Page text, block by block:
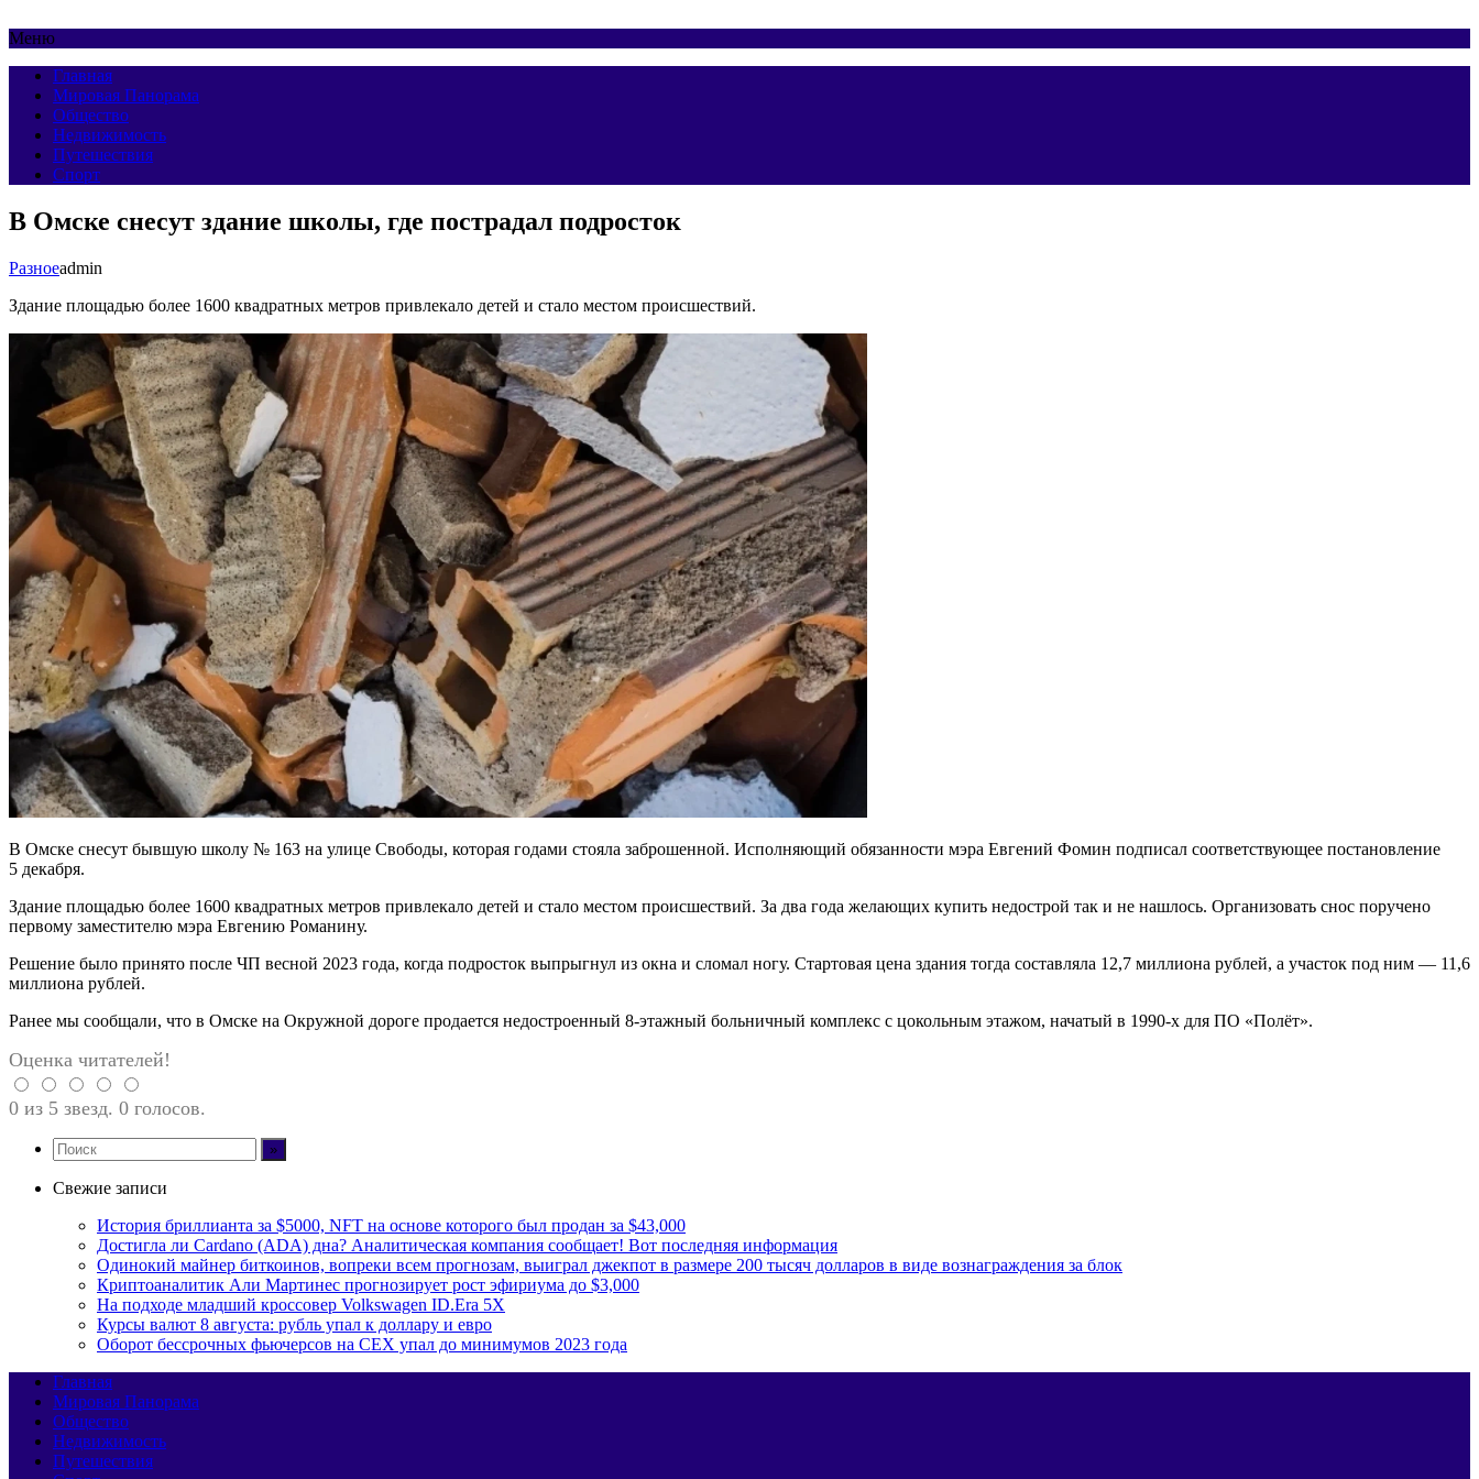
Меню
Главная
Мировая Панорама
Общество
Недвижимость
Путешествия
Спорт
В Омске снесут здание школы, где пострадал подросток
Разноеadmin
Здание площадью более 1600 квадратных метров привлекало детей и стало местом происшествий.
В Омске снесут бывшую школу № 163 на улице Свободы, которая годами стояла заброшенной. Исполняющий обязанности мэра Евгений Фомин подписал соответствующее постановление
5 декабря.
Здание площадью более 1600 квадратных метров привлекало детей и стало местом происшествий. За два года желающих купить недострой так и не нашлось. Организовать снос поручено
первому заместителю мэра Евгению Романину.
Решение было принято после ЧП весной 2023 года, когда подросток выпрыгнул из окна и сломал ногу. Стартовая цена здания тогда составляла 12,7 миллиона рублей, а участок под ним — 11,6
миллиона рублей.
Ранее мы сообщали, что в Омске на Окружной дороге продается недостроенный 8-этажный больничный комплекс с цокольным этажом, начатый в 1990-х для ПО «Полёт».
Оценка читателей!
0 из 5 звезд. 0 голосов.
Свежие записи
История бриллианта за $5000, NFT на основе которого был продан за $43,000
Достигла ли Cardano (ADA) дна? Аналитическая компания сообщает! Вот последняя информация
Одинокий майнер биткоинов, вопреки всем прогнозам, выиграл джекпот в размере 200 тысяч долларов в виде вознаграждения за блок
Криптоаналитик Али Мартинес прогнозирует рост эфириума до $3,000
На подходе младший кроссовер Volkswagen ID.Era 5X
Курсы валют 8 августа: рубль упал к доллару и евро
Оборот бессрочных фьючерсов на CEX упал до минимумов 2023 года
Главная
Мировая Панорама
Общество
Недвижимость
Путешествия